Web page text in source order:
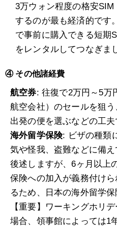
3万ウォン程度の格安
するのが最も経済的です
で事前に購入できる短期
をレンタルしてつなぎま
④ その他諸経費
航空券: 往復で2万円～5万
航空会社）のセールを狙
出発の便を選ぶなどの工夫
海外留学保険: ビザの種類
気や怪我、盗難などに備え
後述しますが、6ヶ月以上
保険への加入が義務付け
るため、日本の海外留学保
【重要】ワーキングホリ
場合、領事館によっては1